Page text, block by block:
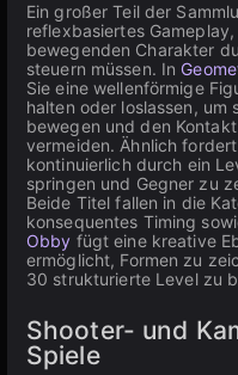
Ein großer Teil der
reflexbasiertes
bewegenden Charakter
steuern müssen. In
Sie eine wellenförmige
halten oder loslassen, um
bewegen und den
vermeiden. Ähnlich
kontinuierlich durch ein
springen und Gegner zu
Beide Titel fallen in die
konsequentes Timing
Obby fügt eine kreative
ermöglicht, Formen zu
30 strukturierte Level zu
Shooter- und
Spiele